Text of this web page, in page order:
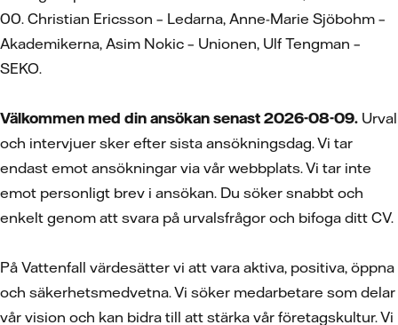
00. Christian Ericsson – Ledarna, Anne-Marie Sjöbohm –
Akademikerna, Asim Nokic – Unionen, Ulf Tengman –
SEKO.
Välkommen med din ansökan senast 2026-08-09. Urval
och intervjuer sker efter sista ansökningsdag. Vi tar
endast emot ansökningar via vår webbplats. Vi tar inte
emot personligt brev i ansökan. Du söker snabbt och
enkelt genom att svara på urvalsfrågor och bifoga ditt CV.
På Vattenfall värdesätter vi att vara aktiva, positiva, öppna
och säkerhetsmedvetna. Vi söker medarbetare som delar
vår vision och kan bidra till att stärka vår företagskultur. Vi